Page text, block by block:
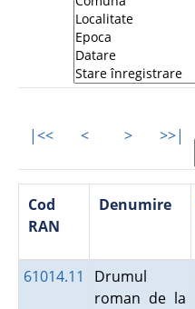
|<< < > >>|
Cod
RAN
Denumire
61014.11
Drumul
roman de la